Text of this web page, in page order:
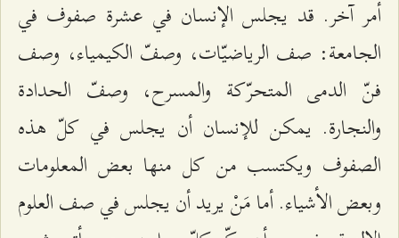
أمر آخر. قد يجلس الإنسان في عشرة صفوف في
الجامعة: صف الرياضيّات، وصفّ الكيمياء، وصف
فنّ الدمى المتحرّكة والمسرح، وصفّ الحدادة
والنجارة. يمكن للإنسان أن يجلس في كلّ هذه
الصفوف ويكتسب من كل منها بعض المعلومات
وبعض الأشياء. أما مَنْ يريد أن يجلس في صف العلوم